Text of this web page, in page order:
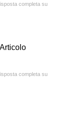
completa su
completa su